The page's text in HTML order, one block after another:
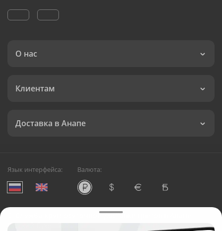
О нас
Клиентам
Доставка в Анапе
Язык интерфейса: Валюта:
Служба круглосуточной доставки цветов в Анапе
Русский Букет, 2026